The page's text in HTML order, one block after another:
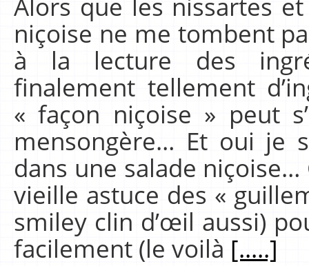
niçoise ne me tombent
à la lecture des
finalement tellement
« façon niçoise » peut
mensongère… Et oui je
dans une salade niçoise…
vieille astuce des «
smiley clin d’œil aussi)
facilement (le voilà [.....]